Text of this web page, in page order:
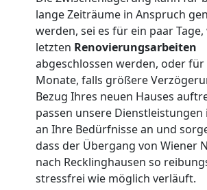
lange Zeiträume in Anspruch
werden, sei es für ein paar
letzten Renovierungsarbeiten
abgeschlossen werden, oder
Monate, falls größere
Bezug Ihres neuen Hauses
passen unsere Dienstleistungen
an Ihre Bedürfnisse an und
dass der Übergang von Wiener
nach Recklinghausen so
stressfrei wie möglich verläuft.
Wiener
Neustadt
Vereinsumzug
Wiener
Neustadt